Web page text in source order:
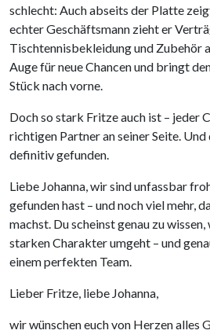
schlecht: Auch abseits der Platte
echter Geschäftsmann zieht er
Tischtennisbekleidung und Zubehör
Auge für neue Chancen und bringt
Stück nach vorne.
Doch so stark Fritze auch ist – jeder
richtigen Partner an seiner Seite. Und
definitiv gefunden.
Liebe Johanna, wir sind unfassbar
gefunden hast – und noch viel mehr,
machst. Du scheinst genau zu
starken Charakter umgeht – und
einem perfekten Team.
Lieber Fritze, liebe Johanna,
wir wünschen euch von Herzen alles